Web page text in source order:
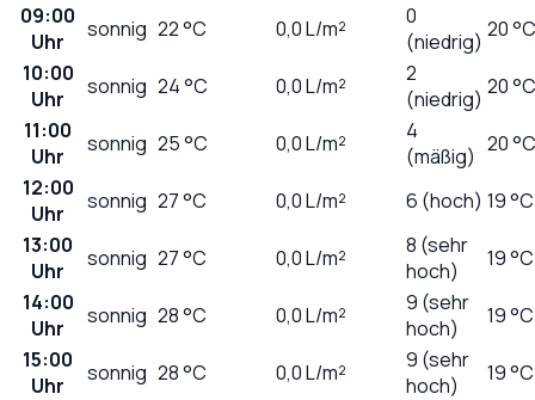
09:00
Uhr
sonnig 22°C 0,0L/m²
0
(niedrig) 20 °C
10:00
Uhr
sonnig 24°C 0,0L/m²
2
(niedrig) 20 °C
11:00
Uhr
sonnig 25°C 0,0L/m²
4
(mäßig) 20 °C
12:00
Uhr
sonnig 27°C 0,0L/m² 6 (hoch) 19 °C
13:00
Uhr
sonnig 27°C 0,0L/m²
8 (sehr
hoch)
19 °C
14:00
Uhr
sonnig 28°C 0,0L/m²
9 (sehr
hoch)
19 °C
15:00
Uhr
sonnig 28°C 0,0L/m²
9 (sehr
hoch)
19 °C